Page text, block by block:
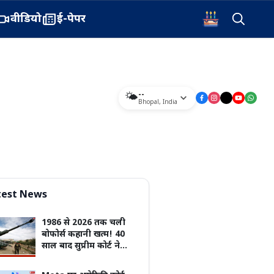
वीडियो ई-पेपर
🌤️--
Bhopal, India
News
1986 से 2026 तक चली
बोफोर्स कहानी खत्म! 40
साल बाद सुप्रीम कोर्ट ने
याचिका, जानिए क्यों नहीं